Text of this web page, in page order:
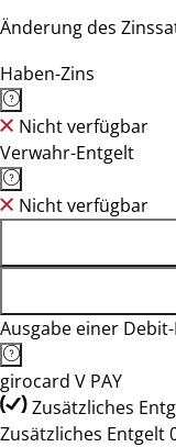
Änderung des
Haben-Zins
Nicht verfügbar
Verwahr-Entgelt
Nicht verfügbar
Ausgabe einer
girocard V PAY
Zusätzliches
Zusätzliches Entgelt